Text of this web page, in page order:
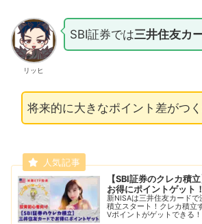
リッヒ
SBI証券では三井住友カ
将来的に大きなポイント差がつく
【SBI証券のクレカ積
お得にポイントゲット！
新NISAは三井住友カード
積立スタート！クレカ積立
Vポイントがゲットできる